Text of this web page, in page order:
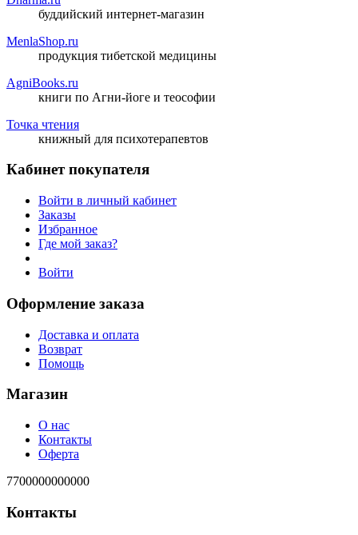
буддийский интернет-магазин
MenlaShop.ru
продукция тибетской медицины
AgniBooks.ru
книги по Агни-йоге и теософии
Точка чтения
книжный для психотерапевтов
Кабинет покупателя
Войти в личный кабинет
Заказы
Избранное
Где мой заказ?
Войти
Оформление заказа
Доставка и оплата
Возврат
Помощь
Магазин
О нас
Контакты
Оферта
7700000000000
Контакты